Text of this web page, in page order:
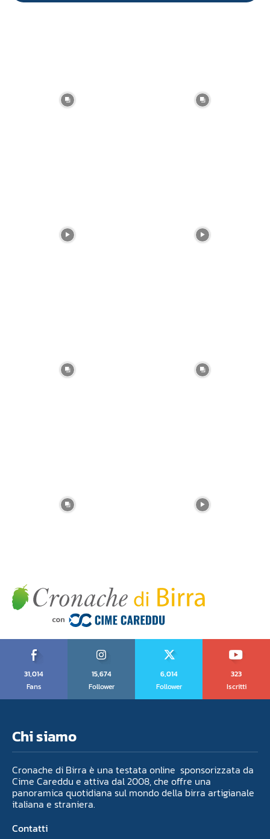
31,014
Fans
15,674
Follower
6,014
Follower
323
Iscritti
Chi siamo
Cronache di Birra è una testata online sponsorizzata da
Cime Careddu e attiva dal 2008, che offre una
panoramica quotidiana sul mondo della birra artigianale
italiana e straniera.
Contatti